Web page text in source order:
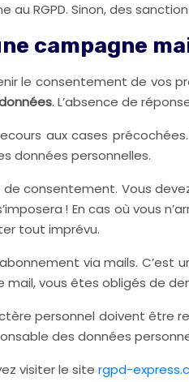
RGPD. Sinon, des
campagne
le consentement de vos
. L’absence de
aux cases
données personnelles.
consentement. Vous
! En cas où vous
tout imprévu.
via mails. C’est
vous êtes obligés de
personnel doivent être
des données
visiter le site rgpd-